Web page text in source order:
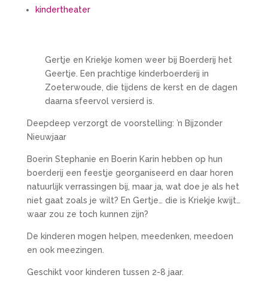
kindertheater
Gertje en Kriekje komen weer bij Boerderij het
Geertje. Een prachtige kinderboerderij in
Zoeterwoude, die tijdens de kerst en de dagen
daarna sfeervol versierd is.
Deepdeep verzorgt de voorstelling: ’n Bijzonder
Nieuwjaar
Boerin Stephanie en Boerin Karin hebben op hun
boerderij een feestje georganiseerd en daar horen
natuurlijk verrassingen bij, maar ja, wat doe je als het
niet gaat zoals je wilt? En Gertje… die is Kriekje kwijt…
waar zou ze toch kunnen zijn?
De kinderen mogen helpen, meedenken, meedoen
en ook meezingen.
Geschikt voor kinderen tussen 2-8 jaar.